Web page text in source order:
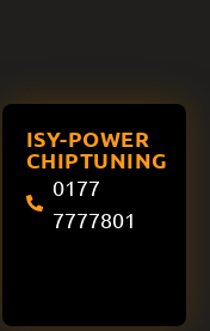
ISY-POWER
CHIPTUNING
0177
7777801